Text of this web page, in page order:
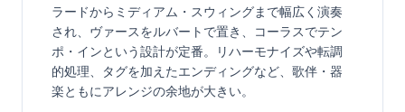
ラードからミディアム・スウィングまで幅広く演奏
され、ヴァースをルバートで置き、コーラスでテン
ポ・インという設計が定番。リハーモナイズや転調
的処理、タグを加えたエンディングなど、歌伴・器
楽ともにアレンジの余地が大きい。